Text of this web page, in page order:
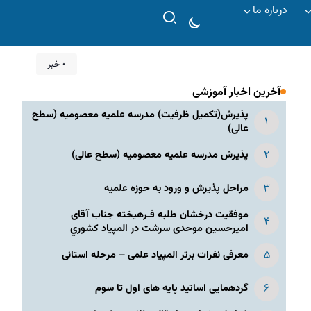
درباره ما
۰ خبر
آخرین اخبار آموزشی
پذیرش(تکمیل ظرفیت) مدرسه علمیه معصومیه‌ (سطح
عالی)
پذیرش مدرسه علمیه معصومیه‌ (سطح عالی)
مراحل پذیرش و ورود به حوزه علمیه
موفقیت درخشان طلبه فـرهیخته جناب آقای
امیرحسین موحدی سرشت در المپياد كشوري
معرفی نفرات برتر المپیاد علمی – مرحله استانی
گردهمایی اساتید پایه های اول تا سوم